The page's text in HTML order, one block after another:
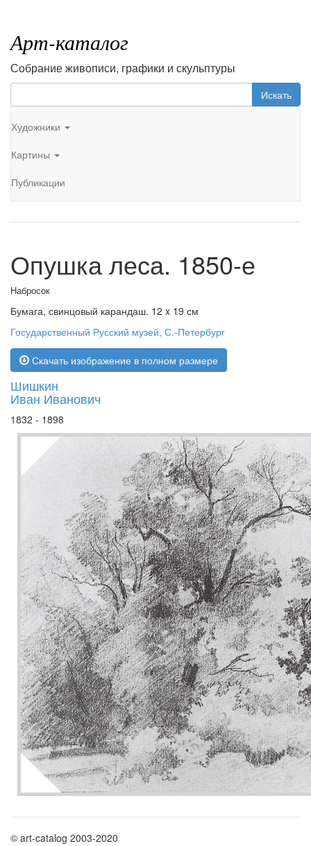
Арт-каталог
Собрание живописи, графики и скульптуры
Искать
Художники
Картины
Публикации
Опушка леса. 1850-е
Набросок
Бумага, свинцовый карандаш. 12 x 19 см
Государственный Русский музей, С.-Петербург
Скачать изображение в полном размере
Шишкин
Иван Иванович
1832 - 1898
© art-catalog 2003-2020